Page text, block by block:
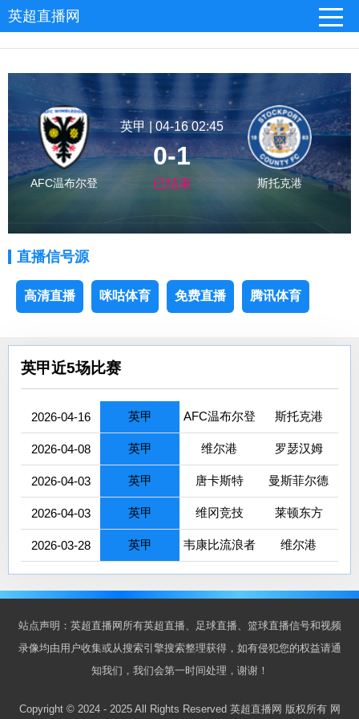
英超直播网
AFC温布尔登
英甲 | 04-16 02:45
0-1
已结束 斯托克港
直播信号源
高清直播 咪咕体育 免费直播 腾讯体育
英甲近5场比赛
2026-04-16 英甲 AFC温布尔登 斯托克港
2026-04-08 英甲 维尔港 罗瑟汉姆
2026-04-03 英甲 唐卡斯特 曼斯菲尔德
2026-04-03 英甲 维冈竞技 莱顿东方
2026-03-28 英甲 韦康比流浪者 维尔港
站点声明：英超直播网所有英超直播、足球直播、篮球直播信号和视频
录像均由用户收集或从搜索引擎搜索整理获得，如有侵犯您的权益请通
知我们，我们会第一时间处理，谢谢！
Copyright © 2024 - 2025 All Rights Reserved 英超直播网 版权所有 网